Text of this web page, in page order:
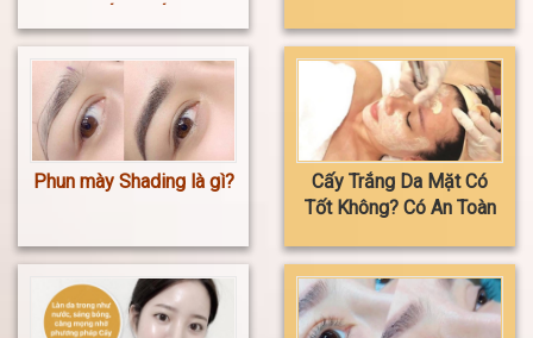
nhiêu?
Phun mày Shading là gì?
Cấy Trắng Da Mặt Có
Tốt Không? Có An Toàn